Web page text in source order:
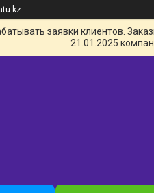
заявки клиентов.
21.01.2025